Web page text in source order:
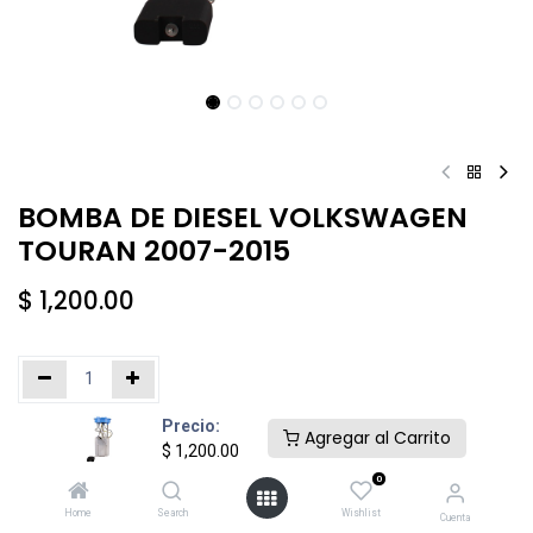
Precio:
$ 1,200.00
Agregar al Carrito
Home Search
0
Wishlist Cuenta
BOMBA DE DIESEL VOLKSWAGEN
TOURAN 2007-2015
$ 1,200.00
Añadir al carrito Comprar ahora
Agregar a la lista de deseos